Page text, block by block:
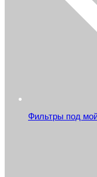
Фильтры под